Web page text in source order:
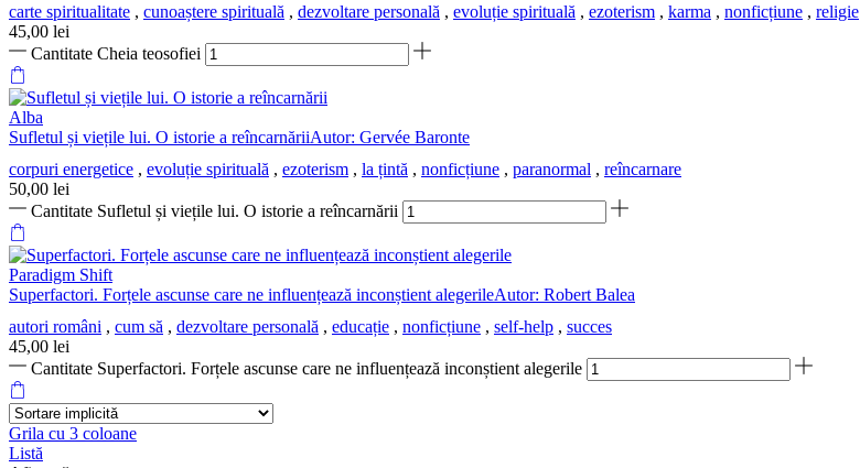
carte spiritualitate , cunoaștere spirituală , dezvoltare personală , evoluție spirituală , ezoterism , karma , nonficțiune , religie
45,00 lei
Cantitate Cheia teosofiei
Alba
Sufletul și viețile lui. O istorie a reîncarnăriiAutor: Gervée Baronte
corpuri energetice , evoluție spirituală , ezoterism , la țintă , nonficțiune , paranormal , reîncarnare
50,00 lei
Cantitate Sufletul și viețile lui. O istorie a reîncarnării
Paradigm Shift
Superfactori. Forțele ascunse care ne influențează inconștient alegerileAutor: Robert Balea
autori români , cum să , dezvoltare personală , educație , nonficțiune , self-help , succes
45,00 lei
Cantitate Superfactori. Forțele ascunse care ne influențează inconștient alegerile
Grila cu 3 coloane
Listă